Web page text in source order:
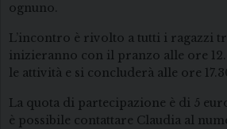
ognuno.
L’incontro è rivolto a tutti i ragazzi
inizieranno con il pranzo alle ore
le attività e si concluderà alle ore
La quota di partecipazione è di 5
è possibile contattare Claudia al